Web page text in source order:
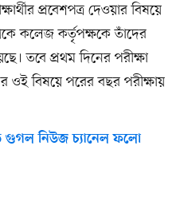
প্রবেশপত্র দেওয়ার বিষয়ে
কলেজ কর্তৃপক্ষকে তাঁদের
তবে প্রথম দিনের পরীক্ষা
বিষয়ে পরের বছর পরীক্ষায়
গুগল নিউজ চ্যানেল ফলো